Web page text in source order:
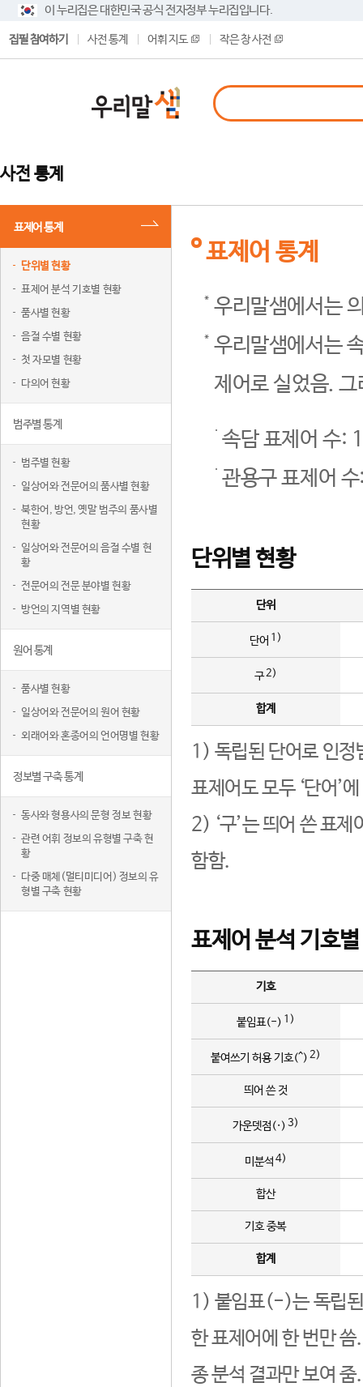
이 누리집은 대한민국 공식 전자정부 누리집입니다.
집필 참여하기 사전 통계 어휘 지도 작은 창 사전
사전 통계
표제어 통계
단위별 현황
표제어 분석 기호별 현황
품사별 현황
음절 수별 현황
첫 자모별 현황
다의어 현황
범주별 통계
범주별 현황
일상어와 전문어의 품사별 현황
북한어, 방언, 옛말 범주의 품사별
현황
일상어와 전문어의 음절 수별 현
황
전문어의 전문 분야별 현황
방언의 지역별 현황
원어 통계
품사별 현황
일상어와 전문어의 원어 현황
외래어와 혼종어의 언어명별 현황
정보별 구축 통계
동사와 형용사의 문형 정보 현황
관련 어휘 정보의 유형별 구축 현
황
다중 매체(멀티미디어) 정보의 유
형별 구축 현황
표제어 통계
우리말샘에서는
우리말샘에서는
제어로 실었음.
속담 표제어 수:
관용구 표제어
단위별 현황
단위
단어 1)
구2)
합계
1) 독립된 단어로 인정
표제어도 모두 ‘단어’
2) ‘구’는 띄어 쓴 표
함함.
표제어 분석 기호
기호
붙임표(-) 1)
붙여쓰기 허용 기호(^) 2)
띄어 쓴 것
가운뎃점(·) 3)
미분석 4)
합산
기호 중복
합계
1) 붙임표(-)는 독립된
한 표제어에 한 번만
종 분석 결과만 보여